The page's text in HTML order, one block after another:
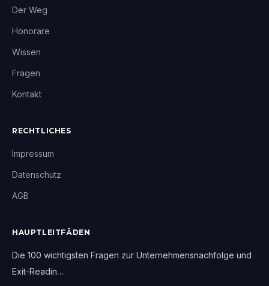
Der Weg
Honorare
Wissen
Fragen
Kontakt
RECHTLICHES
Impressum
Datenschutz
AGB
HAUPTLEITFÄDEN
Die 100 wichtigsten Fragen zur Unternehmensnachfolge und
Exit-Readin…